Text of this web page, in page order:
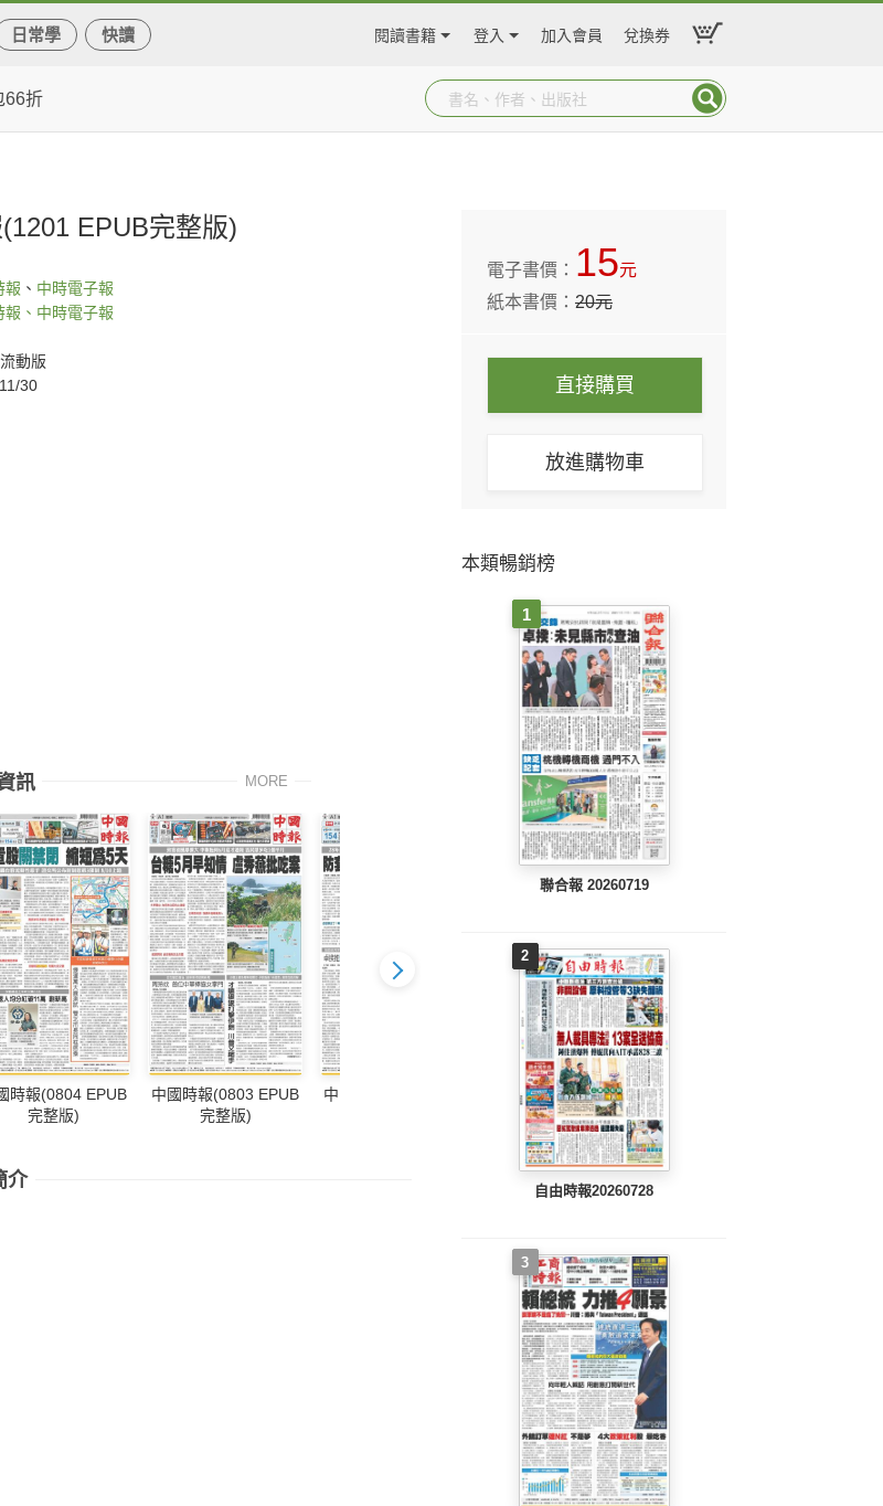
日常學 快讀 閱讀書籍 登入 加入會員 兌換券
66折
EPUB完整版)
報 、 中時電子報
報、中時電子報
動版
30
訊 MORE
時報(0804 EPUB
完整版)
中國時報(0803 EPUB
完整版)
中國時報(0802 EPUB
中國時報(0801 EPUB
完整版)
介
電子書價： 15元
紙本書價：20元
直接購買
放進購物車
本類暢銷榜
1
聯合報 20260719
2
自由時報20260728
3